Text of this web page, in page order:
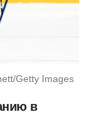
Getty Images
в